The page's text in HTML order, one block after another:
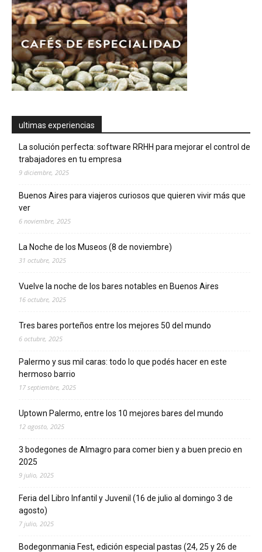
ultimas experiencias
La solución perfecta: software RRHH para mejorar el control de
trabajadores en tu empresa
9 diciembre, 2025
Buenos Aires para viajeros curiosos que quieren vivir más que
ver
6 noviembre, 2025
La Noche de los Museos (8 de noviembre)
31 octubre, 2025
Vuelve la noche de los bares notables en Buenos Aires
16 octubre, 2025
Tres bares porteños entre los mejores 50 del mundo
6 octubre, 2025
Palermo y sus mil caras: todo lo que podés hacer en este
hermoso barrio
17 septiembre, 2025
Uptown Palermo, entre los 10 mejores bares del mundo
12 agosto, 2025
3 bodegones de Almagro para comer bien y a buen precio en
2025
9 julio, 2025
Feria del Libro Infantil y Juvenil (16 de julio al domingo 3 de
agosto)
7 julio, 2025
Bodegonmania Fest, edición especial pastas (24, 25 y 26 de